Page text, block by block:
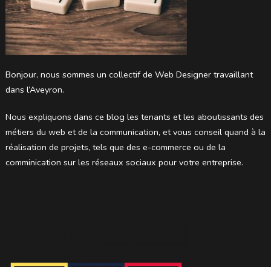
Bonjour, nous sommes un collectif de Web Designer travaillant
dans l’Aveyron.
Nous expliquons dans ce blog les tenants et les aboutissants des
métiers du web et de la communication, et vous conseil quand à la
réalisation de projets, tels que des e-commerce ou de la
comminication sur les réseaux sociaux pour votre entreprise.